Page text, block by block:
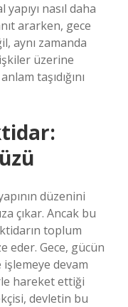
nasıl daha
ararken, gece
aynı zamanda
üzerine
taşıdığını
düzenini
çıkar. Ancak bu
toplum
eder. Gece, gücün
devam
hareket ettiği
devletin bu